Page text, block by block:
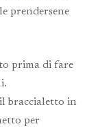
prendersene
prima di fare
braccialetto in
per